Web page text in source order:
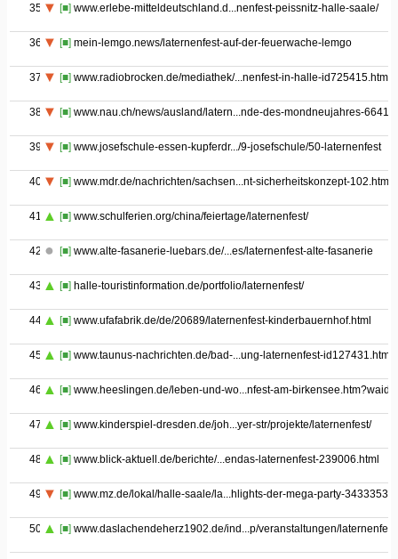
35 [■] www.erlebe-mitteldeutschland.d...nenfest-peissnitz-halle-saale/
36 [■] mein-lemgo.news/laternenfest-auf-der-feuerwache-lemgo
37 [■] www.radiobrocken.de/mediathek/...nenfest-in-halle-id725415.html
38 [■] www.nau.ch/news/ausland/latern...nde-des-mondneujahres-
39 [■] www.josefschule-essen-kupferdr.../9-josefschule/50-laternenfest
40 [■] www.mdr.de/nachrichten/sachsen...nt-sicherheitskonzept-102.html
41 [■] www.schulferien.org/china/feiertage/laternenfest/
42 [■] www.alte-fasanerie-luebars.de/...es/laternenfest-alte-fasanerie
43 [■] halle-touristinformation.de/portfolio/laternenfest/
44 [■] www.ufafabrik.de/de/20689/laternenfest-kinderbauernhof.html
45 [■] www.taunus-nachrichten.de/bad-...ung-laternenfest-id127431.html
46 [■] www.heeslingen.de/leben-und-wo...nfest-am-
47 [■] www.kinderspiel-dresden.de/joh...yer-str/projekte/laternenfest/
48 [■] www.blick-aktuell.de/berichte/...endas-laternenfest-239006.html
49 [■] www.mz.de/lokal/halle-saale/la...hlights-der-mega-party-3433353
50 [■] www.daslachendeherz1902.de/ind...p/veranstaltungen/laternenfest